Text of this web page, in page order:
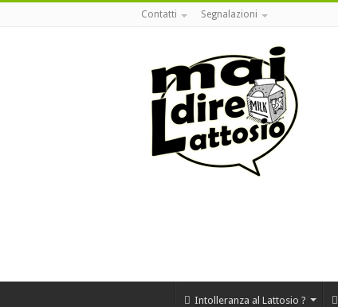
Contatti Segnalazioni
Intolleranza al Lattosio ?